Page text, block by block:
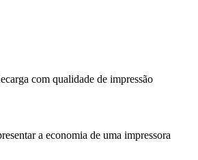
com qualidade de impressão
a economia de uma impressora